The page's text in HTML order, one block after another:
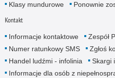
Klasy mundurowe
Ponownie
Kontakt
Informacje kontaktowe
Zespół
Numer ratunkowy SMS
Zgłoś
Handel ludźmi - infolinia
Skargi
Informacje dla osób z